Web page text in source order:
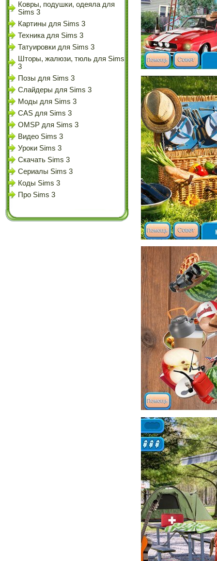
Ковры, подушки, одеяла для
Sims 3
Картины для Sims 3
Техника для Sims 3
Татуировки для Sims 3
Шторы, жалюзи, тюль для Sims
3
Позы для Sims 3
Слайдеры для Sims 3
Моды для Sims 3
CAS для Sims 3
OMSP для Sims 3
Видео Sims 3
Уроки Sims 3
Скачать Sims 3
Сериалы Sims 3
Коды Sims 3
Про Sims 3